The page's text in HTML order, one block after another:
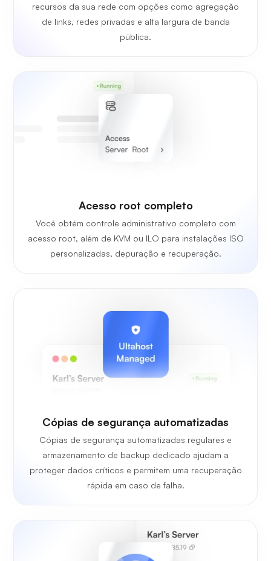
recursos da sua rede com opções como agregação
de links, redes privadas e alta largura de banda
pública.
Acesso root completo
Você obtém controle administrativo completo com
acesso root, além de KVM ou ILO para instalações ISO
personalizadas, depuração e recuperação.
Cópias de segurança automatizadas
Cópias de segurança automatizadas regulares e
armazenamento de backup dedicado ajudam a
proteger dados críticos e permitem uma recuperação
rápida em caso de falha.